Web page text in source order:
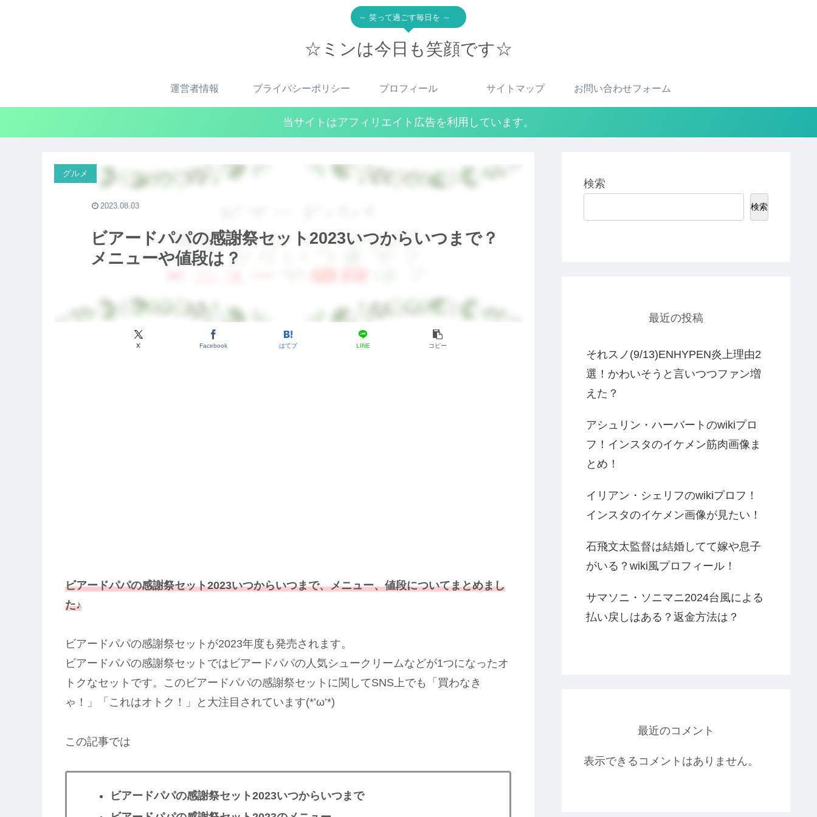
～ 笑って過ごす毎日を ～
☆ミンは今日も笑顔です☆
運営者情報 プライバシーポリシー プロフィール サイトマップ お問い合わせフォーム
当サイトはアフィリエイト広告を利用しています。
ビアードパパの感謝祭セット2023いつからいつまで？
メニューや値段は？
グルメ
X Facebook はてブ LINE コピー
2023.08.03
ビアードパパの感謝祭セット2023いつからいつまで、メニュー、値段についてまとめまし
た♪
ビアードパパの感謝祭セットが2023年度も発売されます。
ビアードパパの感謝祭セットではビアードパパの人気シュークリームなどが1つになったオ
トクなセットです。このビアードパパの感謝祭セットに関してSNS上でも「買わなき
ゃ！」「これはオトク！」と大注目されています(*’ω’*)
この記事では
ビアードパパの感謝祭セット2023いつからいつまで
検索
検索
最近の投稿
それスノ(9/13)ENHYPEN炎上理由2
選！かわいそうと言いつつファン増
えた？
アシュリン・ハーバートのwikiプロ
フ！インスタのイケメン筋肉画像ま
とめ！
イリアン・シェリフのwikiプロフ！
インスタのイケメン画像が見たい！
石飛文太監督は結婚してて嫁や息子
がいる？wiki風プロフィール！
サマソニ・ソニマニ2024台風による
払い戻しはある？返金方法は？
最近のコメント
表示できるコメントはありません。